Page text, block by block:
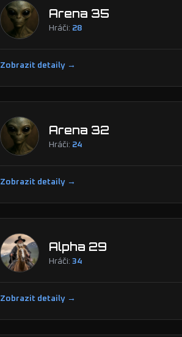
Arena 35
Hráči: 28
Zobrazit detaily →
Arena 32
Hráči: 24
Zobrazit detaily →
Alpha 29
Hráči: 34
Zobrazit detaily →